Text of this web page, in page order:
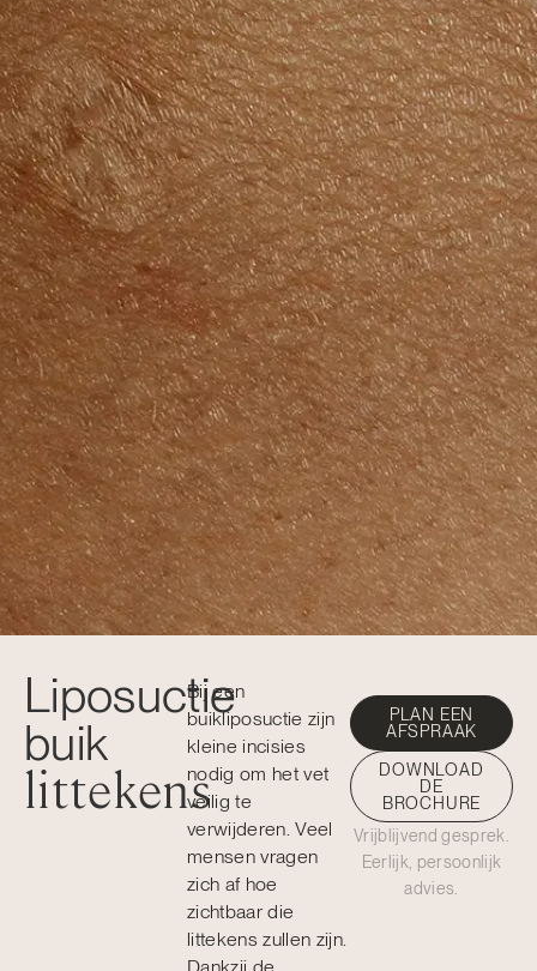
Liposuctie
buik
littekens
Bij een
buikliposuctie zijn
kleine incisies
nodig om het vet
veilig te
verwijderen. Veel
mensen vragen
zich af hoe
zichtbaar die
littekens zullen zijn.
PLAN EEN
AFSPRAAK
DOWNLOAD
DE
BROCHURE
Vrijblijvend gesprek.
Eerlijk, persoonlijk
advies.